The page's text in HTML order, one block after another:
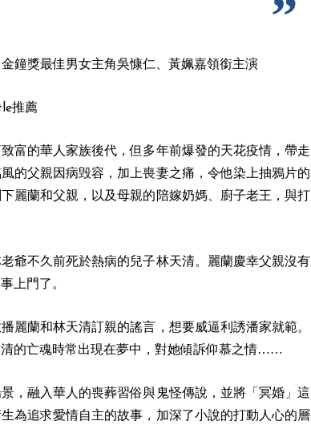
鐘獎最佳男女主角吳慷仁、黃姵嘉領銜主演
推薦
富的華人家族後代，但多年前爆發的天花疫情，帶走
的父親因病毁容，加上喪妻之痛，令他染上抽鴉片的
麗蘭和父親，以及母親的陪嫁奶媽、廚子老王，與打
爺不久前死於熱病的兒子林天清。麗蘭慶幸父親沒有
上門了。
麗蘭和林天清訂親的謠言，想要威逼利誘潘家就範。
的亡魂時常出現在夢中，對她傾訴仰慕之情……
，融入華人的喪葬習俗與鬼怪傳說，並將「冥婚」這
為追求愛情自主的故事，加深了小說的打動人心的層